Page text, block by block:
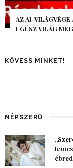
AZ AI-VILÁGVÉGE
EGÉSZ VILÁG
KÖVESS MINKET!
NÉPSZERŰ